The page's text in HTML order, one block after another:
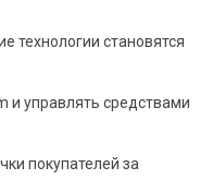
технологии становятся
и управлять средствами
покупателей за